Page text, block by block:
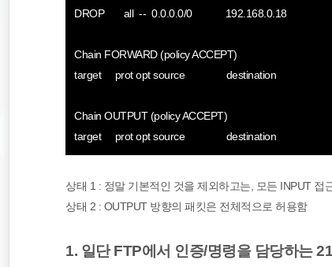
DROP all -- 0.0.0.0/0 192.168.0.18
Chain FORWARD (policy ACCEPT)
target prot opt source destination
Chain OUTPUT (policy ACCEPT)
target prot opt source destination
상태 1 : 정말 기본적인 것을 제외하고는, 모든 INPUT 접
상태 2 : OUTPUT 방향의 패킷은 전체적으로 허용함
1. 일단 FTP에서 인증/명령을 담당하는